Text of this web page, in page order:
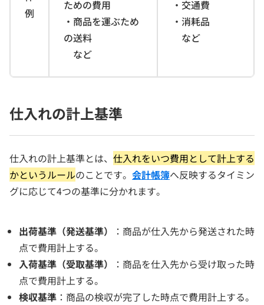
例
ための費用
・商品を運ぶため
の送料
など
・交通費
・消耗品
など
仕入れの計上基準
仕入れの計上基準とは、 仕入れをいつ費用として計上する
かというルールのことです。 会計帳簿へ反映するタイミン
グに応じて4つの基準に分かれます。
出荷基準（発送基準）
：商品が仕入先から発送された時
点で費用計上する。
入荷基準（受取基準）
：商品を仕入先から受け取った時
点で費用計上する。
検収基準 ：商品の検収が完了した時点で費用計上する。